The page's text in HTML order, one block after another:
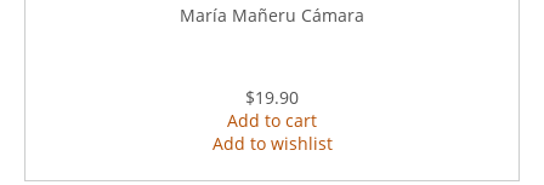
María Mañeru Cámara
$19.90
Add to cart
Add to wishlist